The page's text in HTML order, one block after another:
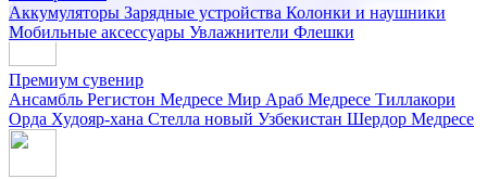
Аккумуляторы Зарядные устройства Колонки и наушники
Мобильные аксессуары Увлажнители Флешки
флешкамиНовогодние наборыЧайные наборы
Премиум сувенир
Ансамбль Регистон Медресе Мир Араб Медресе Тиллакори
Орда Худояр-хана Стелла новый Узбекистан Шердор Медресе